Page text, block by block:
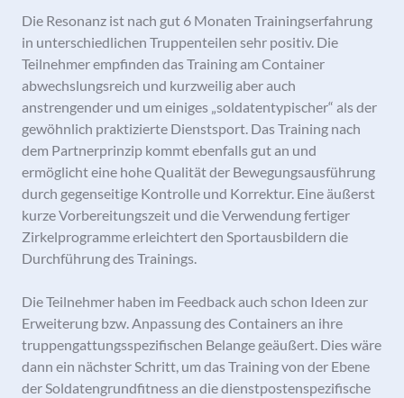
Die Resonanz ist nach gut 6 Monaten Trainingserfahrung
in unterschiedlichen Truppenteilen sehr positiv. Die
Teilnehmer empfinden das Training am Container
abwechslungsreich und kurzweilig aber auch
anstrengender und um einiges „soldatentypischer“ als der
gewöhnlich praktizierte Dienstsport. Das Training nach
dem Partnerprinzip kommt ebenfalls gut an und
ermöglicht eine hohe Qualität der Bewegungsausführung
durch gegenseitige Kontrolle und Korrektur. Eine äußerst
kurze Vorbereitungszeit und die Verwendung fertiger
Zirkelprogramme erleichtert den Sportausbildern die
Durchführung des Trainings.
Die Teilnehmer haben im Feedback auch schon Ideen zur
Erweiterung bzw. Anpassung des Containers an ihre
truppengattungsspezifischen Belange geäußert. Dies wäre
dann ein nächster Schritt, um das Training von der Ebene
der Soldatengrundfitness an die dienstpostenspezifische